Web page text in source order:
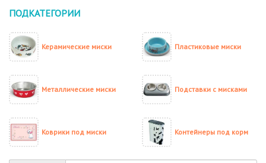
ПОДКАТЕГОРИИ
Керамические миски Пластиковые миски
Металлические миски Подставки с мисками
Коврики под миски Контейнеры под корм